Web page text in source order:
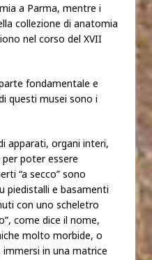
a Parma, mentre i
collezione di anatomia
nel corso del XVII
fondamentale e
questi musei sono i
apparati, organi interi,
poter essere
“a secco” sono
piedistalli e basamenti
con uno scheletro
come dice il nome,
molto morbide, o
in una matrice